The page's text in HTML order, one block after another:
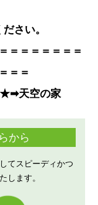
さい。
＝＝＝＝＝＝＝
＝＝
★➡天空の家
から
てスピーディかつ
します。